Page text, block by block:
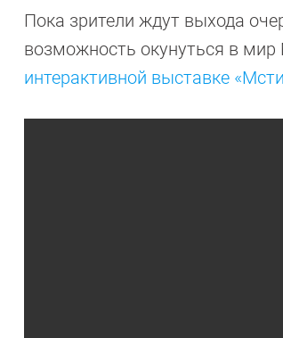
Пока зрители ждут выхода
возможность окунуться в
интерактивной выставке